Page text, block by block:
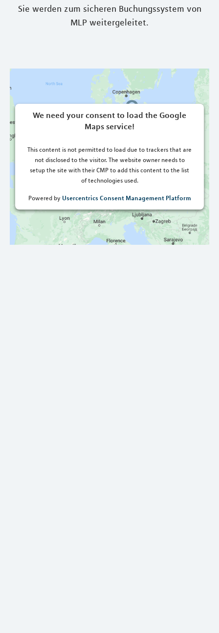
Sie werden zum sicheren Buchungssystem von
MLP weitergeleitet.
We need your consent to load the Google
Maps service!
This content is not permitted to load due to trackers that are
not disclosed to the visitor. The website owner needs to
setup the site with their CMP to add this content to the list
of technologies used.
Powered by Usercentrics Consent Management Platform